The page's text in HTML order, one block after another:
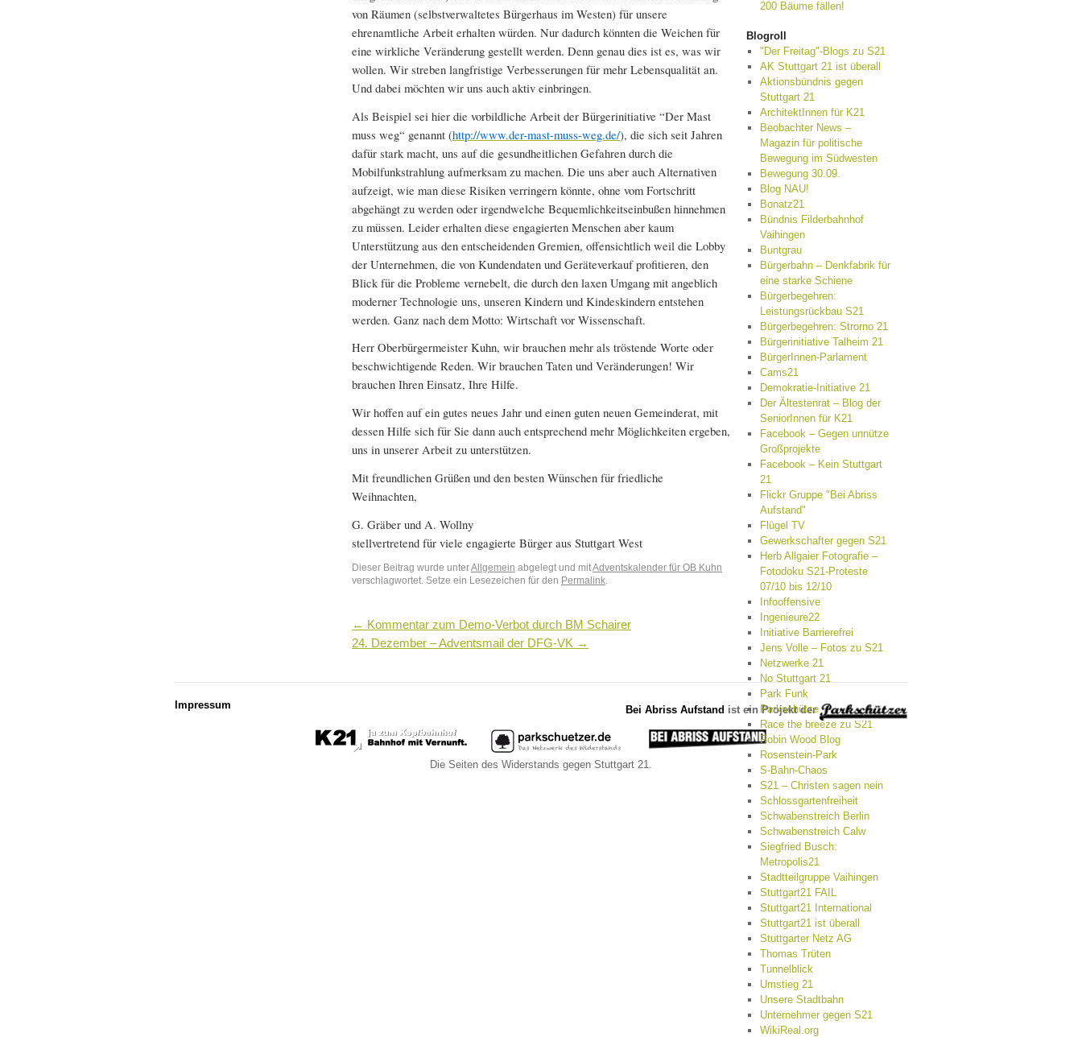
von Räumen (selbstverwaltetes Bürgerhaus im Westen) für unsere
ehrenamtliche Arbeit erhalten würden. Nur dadurch könnten die Weichen für
eine wirkliche Veränderung gestellt werden. Denn genau dies ist es, was wir
wollen. Wir streben langfristige Verbesserungen für mehr Lebensqualität an.
Und dabei möchten wir uns auch aktiv einbringen.
Als Beispiel sei hier die vorbildliche Arbeit der Bürgerinitiative “Der Mast
muss weg“ genannt (http://www.der-mast-muss-weg.de/), die sich seit Jahren
dafür stark macht, uns auf die gesundheitlichen Gefahren durch die
Mobilfunkstrahlung aufmerksam zu machen. Die uns aber auch Alternativen
aufzeigt, wie man diese Risiken verringern könnte, ohne vom Fortschritt
abgehängt zu werden oder irgendwelche Bequemlichkeitseinbußen hinnehmen
zu müssen. Leider erhalten diese engagierten Menschen aber kaum
Unterstützung aus den entscheidenden Gremien, offensichtlich weil die Lobby
der Unternehmen, die von Kundendaten und Geräteverkauf profitieren, den
Blick für die Probleme vernebelt, die durch den laxen Umgang mit angeblich
moderner Technologie uns, unseren Kindern und Kindeskindern entstehen
werden. Ganz nach dem Motto: Wirtschaft vor Wissenschaft.
Herr Oberbürgermeister Kuhn, wir brauchen mehr als tröstende Worte oder
beschwichtigende Reden. Wir brauchen Taten und Veränderungen! Wir
brauchen Ihren Einsatz, Ihre Hilfe.
Wir hoffen auf ein gutes neues Jahr und einen guten neuen Gemeinderat, mit
dessen Hilfe sich für Sie dann auch entsprechend mehr Möglichkeiten ergeben,
uns in unserer Arbeit zu unterstützen.
Mit freundlichen Grüßen und den besten Wünschen für friedliche
Weihnachten,
G. Gräber und A. Wollny
stellvertretend für viele engagierte Bürger aus Stuttgart West
Dieser Beitrag wurde unterAllgemein abgelegt und mitAdventskalender für OB Kuhn
verschlagwortet. Setze ein Lesezeichen für den Permalink
← Kommentar zum Demo-Verbot durch BM Schairer
24. Dezember – Adventsmail der DFG-VK →
200 Bäume fällen!
Blogroll
"Der Freitag"-Blogs zu S21
AK Stuttgart 21 ist überall
Aktionsbündnis gegen
Stuttgart 21
ArchitektInnen für K21
Beobachter News –
Magazin für politische
Bewegung im Südwesten
Bewegung 30.09.
Blog NAU!
Bonatz21
Bündnis Filderbahnhof
Vaihingen
Buntgrau
Bürgerbahn – Denkfabrik für
eine starke Schiene
Bürgerbegehren:
Leistungsrückbau S21
Bürgerbegehren: Strorno 21
Bürgerinitiative Talheim 21
BürgerInnen-Parlament
Cams21
Demokratie-Initiative 21
Der Ältestenrat – Blog der
SeniorInnen für K21
Facebook – Gegen unnütze
Großprojekte
Facebook – Kein Stuttgart
21
Flickr Gruppe "Bei Abriss
Aufstand"
Flügel TV
Gewerkschafter gegen S21
Herb Allgaier Fotografie –
Fotodoku S21-Proteste
07/10 bis 12/10
Infooffensive
Ingenieure22
Initiative Barrierefrei
Jens Volle – Fotos zu S21
Netzwerke 21
No Stuttgart 21
Park Funk
Parkschützer.de
Race the breeze zu S21
Robin Wood Blog
Rosenstein-Park
S-Bahn-Chaos
S21 – Christen sagen nein
Schlossgartenfreiheit
Schwabenstreich Berlin
Schwabenstreich Calw
Siegfried Busch:
Metropolis21
Stadtteilgruppe Vaihingen
Stuttgart21 FAIL
Stuttgart21 International
Stuttgart21 ist überall
Stuttgarter Netz AG
Thomas Trüten
Tunnelblick
Umstieg 21
Unsere Stadtbahn
Unternehmer gegen S21
WikiReal.org
Bei Abriss Aufstand ist ein Projekt der
Impressum
Die Seiten des Widerstands gegen Stuttgart 21.